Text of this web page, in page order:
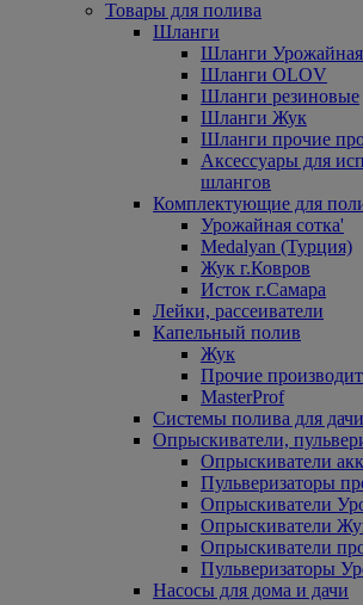
Товары для полива
Шланги
Шланги
Шланги OLOV
Шланги резиновые
Шланги Жук
Шланги прочие
Аксессуары для
шлангов
Комплектующие для
Урожайная сотка'
Medalyan (Турция)
Жук г.Ковров
Исток г.Самара
Лейки, рассеиватели
Капельный полив
Жук
Прочие
MasterProf
Системы полива для дачи
Опрыскиватели,
Опрыскиватели
Пульверизаторы
Опрыскиватели
Опрыскиватели
Опрыскиватели
Пульверизаторы
Насосы для дома и дачи